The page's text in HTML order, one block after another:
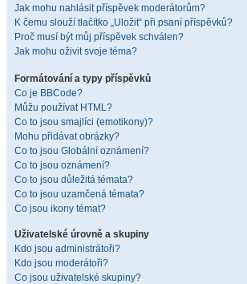
Jak mohu nahlásit příspěvek moderátorům?
K čemu slouží tlačítko „Uložit“ při psaní příspěvků?
Proč musí být můj příspěvek schválen?
Jak mohu oživit svoje téma?
Formátování a typy příspěvků
Co je BBCode?
Můžu používat HTML?
Co to jsou smajlíci (emotikony)?
Mohu přidávat obrázky?
Co to jsou Globální oznámení?
Co to jsou oznámení?
Co to jsou důležitá témata?
Co to jsou uzamčená témata?
Co jsou ikony témat?
Uživatelské úrovně a skupiny
Kdo jsou administrátoři?
Kdo jsou moderátoři?
Co jsou uživatelské skupiny?